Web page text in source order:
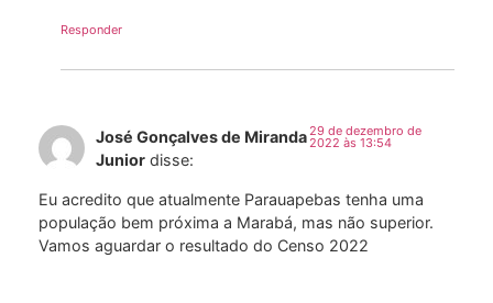
Responder
José Gonçalves de Miranda
Junior disse:
29 de dezembro de
2022 às 13:54
Eu acredito que atualmente Parauapebas tenha uma
população bem próxima a Marabá, mas não superior.
Vamos aguardar o resultado do Censo 2022